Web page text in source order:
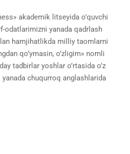
akademik litseyida o’quvchi
odatlarimizni yanada qadrlash
hamjihatlikda milliy taomlarni
qo’ymasin, o’zligim» nomli
tadbirlar yoshlar o’rtasida o’z
chuqurroq anglashlarida